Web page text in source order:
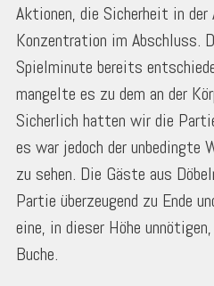
Aktionen, die Sicherheit in der
Konzentration im Abschluss.
Spielminute bereits
mangelte es zu dem an der
Sicherlich hatten wir die
es war jedoch der
zu sehen. Die Gäste aus
Partie überzeugend zu Ende
eine, in dieser Höhe
Buche.